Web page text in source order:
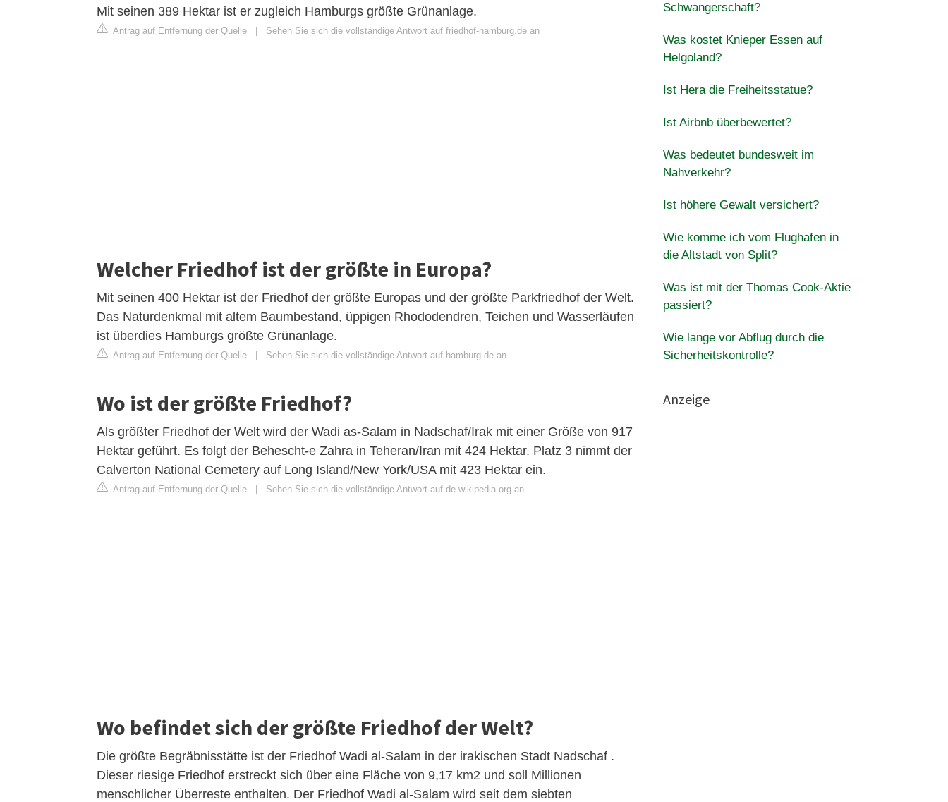
Mit seinen 389 Hektar ist er zugleich Hamburgs größte Grünanlage.
Antrag auf Entfernung der Quelle Sehen Sie sich die vollständige Antwort auf friedhof-hamburg.de an
Welcher Friedhof ist der größte in Europa?
Mit seinen 400 Hektar ist der Friedhof der größte Europas und der größte Parkfriedhof der Welt.
Das Naturdenkmal mit altem Baumbestand, üppigen Rhododendren, Teichen und Wasserläufen
ist überdies Hamburgs größte Grünanlage.
Antrag auf Entfernung der Quelle Sehen Sie sich die vollständige Antwort auf hamburg.de an
Wo ist der größte Friedhof?
Als größter Friedhof der Welt wird der Wadi as-Salam in Nadschaf/Irak mit einer Größe von 917
Hektar geführt. Es folgt der Behescht-e Zahra in Teheran/Iran mit 424 Hektar. Platz 3 nimmt der
Calverton National Cemetery auf Long Island/New York/USA mit 423 Hektar ein.
Antrag auf Entfernung der Quelle Sehen Sie sich die vollständige Antwort auf de.wikipedia.org an
Wo befindet sich der größte Friedhof der Welt?
Die größte Begräbnisstätte ist der Friedhof Wadi al-Salam in der irakischen Stadt Nadschaf .
Dieser riesige Friedhof erstreckt sich über eine Fläche von 9,17 km2 und soll Millionen
menschlicher Überreste enthalten. Der Friedhof Wadi al-Salam wird seit dem siebten
Schwangerschaft?
Was kostet Knieper Essen auf
Helgoland?
Ist Hera die Freiheitsstatue?
Ist Airbnb überbewertet?
Was bedeutet bundesweit im
Nahverkehr?
Ist höhere Gewalt versichert?
Wie komme ich vom Flughafen in
die Altstadt von Split?
Was ist mit der Thomas Cook-Aktie
passiert?
Wie lange vor Abflug durch die
Sicherheitskontrolle?
Anzeige